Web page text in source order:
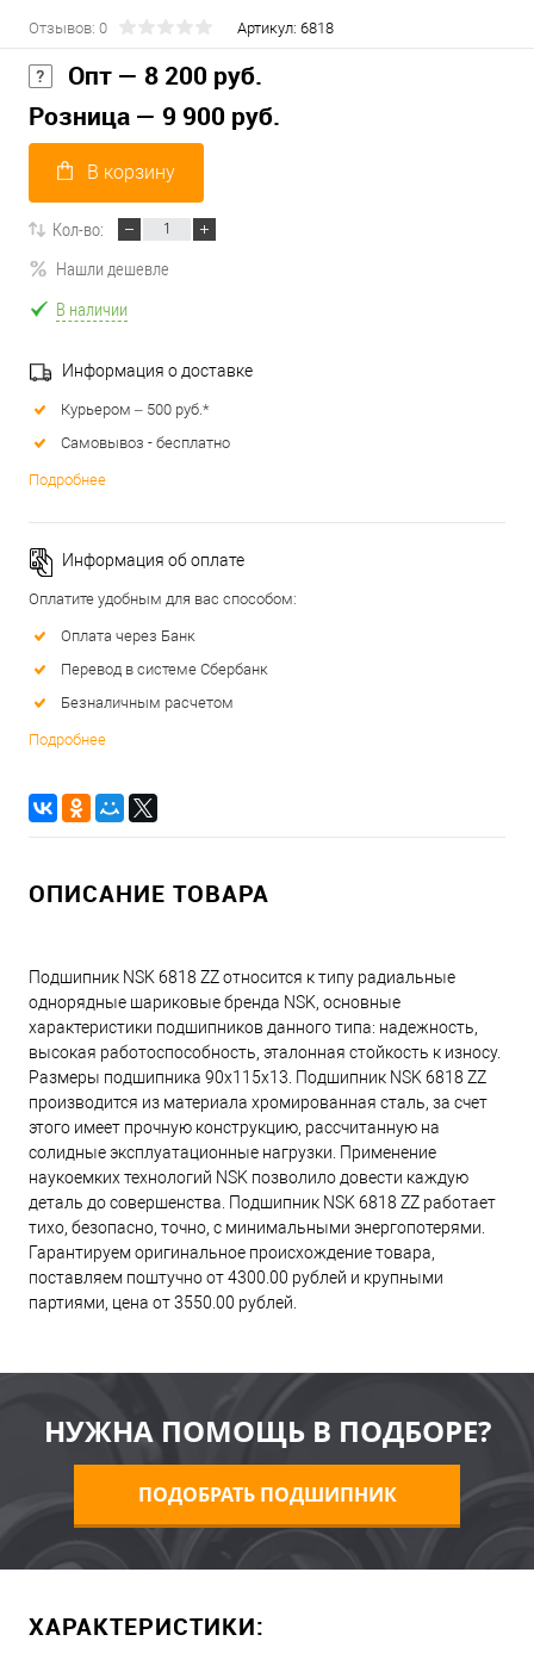
Отзывов: 0 Артикул: 6818
Опт — 8 200 руб.
Розница — 9 900 руб.
В корзину
Кол-во:
Нашли дешевле
В наличии
Информация о доставке
Курьером – 500 руб.*
Самовывоз - бесплатно
Подробнее
Информация об оплате
Оплатите удобным для вас способом:
Оплата через Банк
Перевод в системе Сбербанк
Безналичным расчетом
Подробнее
ОПИСАНИЕ ТОВАРА
Подшипник NSK 6818 ZZ относится к типу радиальные
однорядные шариковые бренда NSK, основные
характеристики подшипников данного типа: надежность,
высокая работоспособность, эталонная стойкость к износу.
Размеры подшипника 90x115x13. Подшипник NSK 6818 ZZ
производится из материала хромированная сталь, за счет
этого имеет прочную конструкцию, рассчитанную на
солидные эксплуатационные нагрузки. Применение
наукоемких технологий NSK позволило довести каждую
деталь до совершенства. Подшипник NSK 6818 ZZ работает
тихо, безопасно, точно, с минимальными энергопотерями.
Гарантируем оригинальное происхождение товара,
поставляем поштучно от 4300.00 рублей и крупными
партиями, цена от 3550.00 рублей.
НУЖНА ПОМОЩЬ В ПОДБОРЕ?
ПОДОБРАТЬ ПОДШИПНИК
ХАРАКТЕРИСТИКИ: